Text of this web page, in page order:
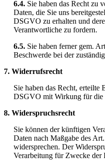
6.4. Sie haben das Recht zu
Daten, die Sie uns
DSGVO zu erhalten und
Verantwortliche zu fordern.
6.5. Sie haben ferner gem.
Beschwerde bei der
7. Widerrufsrecht
Sie haben das Recht,
DSGVO mit Wirkung für
8. Widerspruchsrecht
Sie können der künftigen
Daten nach Maßgabe des
widersprechen. Der
Verarbeitung für Zwecke